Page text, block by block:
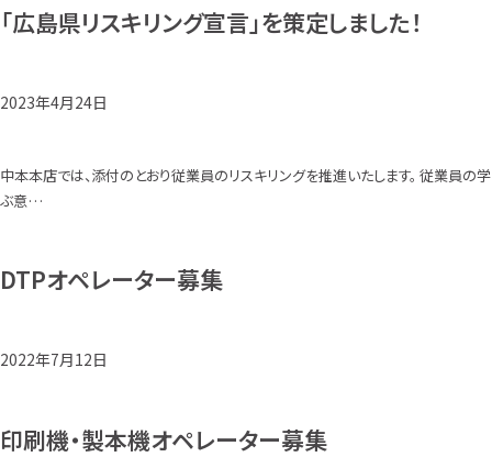
「広島県リスキリング宣言」を策定しました！
2023年4月24日
中本本店では、添付のとおり従業員のリスキリングを推進いたします。 従業員の学
ぶ意…
DTPオペレーター募集
2022年7月12日
印刷機・製本機オペレーター募集